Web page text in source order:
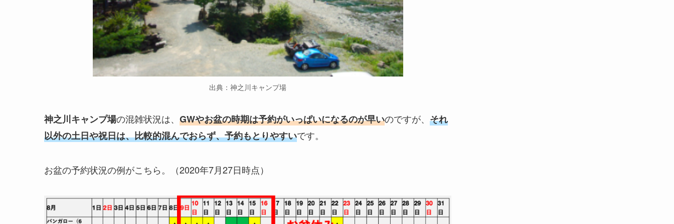
出典：神之川キャンプ場
神之川キャンプ場の混雑状況は、 GWやお盆の時期は予約がいっぱいになるのが早いのですが、 それ
以外の土日や祝日は、比較的混んでおらず、予約もとりやすいです。
お盆の予約状況の例がこちら。（2020年7月27日時点）